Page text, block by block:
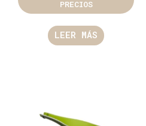
PRECIOS
LEER MÁS